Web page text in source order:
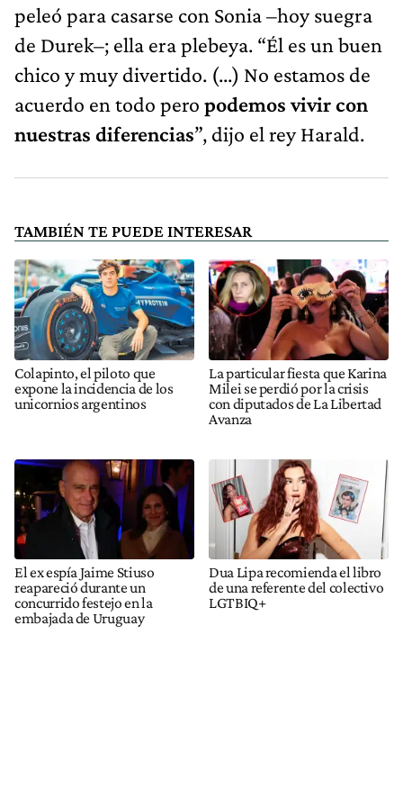
peleó para casarse con Sonia –hoy suegra
de Durek–; ella era plebeya. “Él es un buen
chico y muy divertido. (...) No estamos de
acuerdo en todo pero podemos vivir con
nuestras diferencias”, dijo el rey Harald.
TAMBIÉN TE PUEDE INTERESAR
Colapinto, el piloto que
expone la incidencia de los
unicornios argentinos
La particular fiesta que Karina
Milei se perdió por la crisis
con diputados de La Libertad
Avanza
El ex espía Jaime Stiuso
reapareció durante un
concurrido festejo en la
embajada de Uruguay
Dua Lipa recomienda el libro
de una referente del colectivo
LGTBIQ+